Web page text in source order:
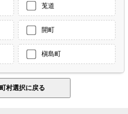
莵道
開町
槇島町